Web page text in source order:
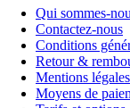
Qui sommes-
Contactez-nous
Conditions
Retour &
Mentions légales
Moyens de